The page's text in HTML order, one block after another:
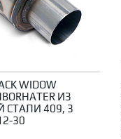
WIDOW
ИЗ
409, 3
30